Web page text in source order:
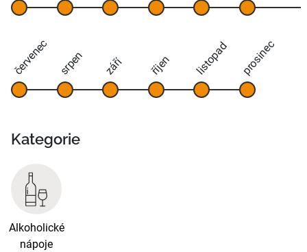
červenec srpen září říjen listopad prosinec
Kategorie
Alkoholické
nápoje